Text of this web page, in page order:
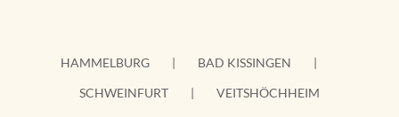
HAMMELBURG
BAD KISSINGEN
SCHWEINFURT
VEITSHÖCHHEIM